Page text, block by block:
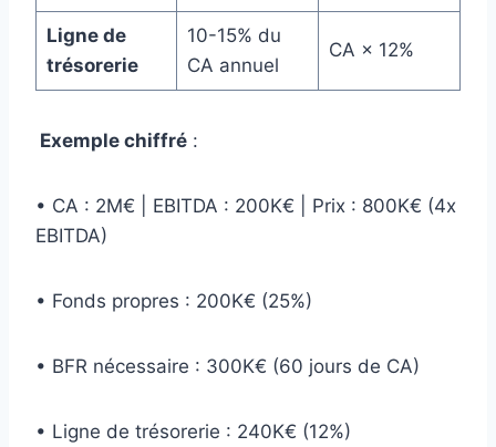
Ligne de
trésorerie
10-15% du
CA annuel
CA × 12%
Exemple chiffré :
• CA : 2M€ | EBITDA : 200K€ | Prix : 800K€ (4x
EBITDA)
• Fonds propres : 200K€ (25%)
• BFR nécessaire : 300K€ (60 jours de CA)
• Ligne de trésorerie : 240K€ (12%)